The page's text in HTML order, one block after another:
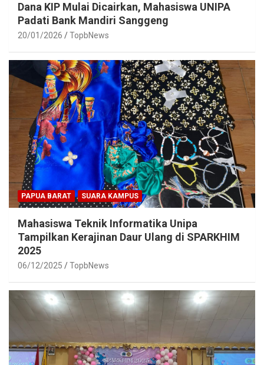
Dana KIP Mulai Dicairkan, Mahasiswa UNIPA
Padati Bank Mandiri Sanggeng
20/01/2026 TopbNews
PAPUA BARAT SUARA KAMPUS
Mahasiswa Teknik Informatika Unipa
Tampilkan Kerajinan Daur Ulang di SPARKHIM
2025
06/12/2025 TopbNews